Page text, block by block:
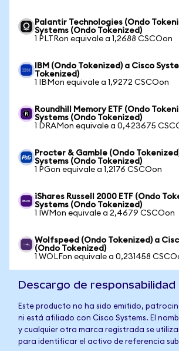
Palantir Technologies (Ondo
Systems (Ondo Tokenized)
1 PLTRon equivale a 1,2688 CSCOon
IBM (Ondo Tokenized) a Cisco
Tokenized)
1 IBMon equivale a 1,9272 CSCOon
Roundhill Memory ETF (Ondo
Systems (Ondo Tokenized)
1 DRAMon equivale a 0,423675
Procter & Gamble (Ondo
Systems (Ondo Tokenized)
1 PGon equivale a 1,2176 CSCOon
iShares Russell 2000 ETF (Ondo
Systems (Ondo Tokenized)
1 IWMon equivale a 2,4679 CSCOon
Wolfspeed (Ondo Tokenized) a
(Ondo Tokenized)
1 WOLFon equivale a 0,231458
Descargo de responsabilidad
Este producto no ha sido emitido,
ni está afiliado con Cisco Systems. El
y cualquier otra marca registrada se
para identificar el activo de referencia